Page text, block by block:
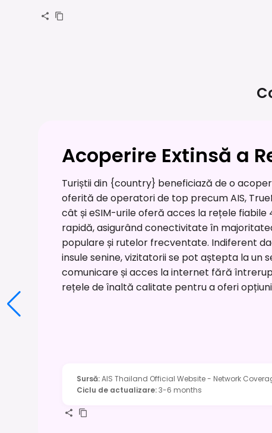
Acoperire Extinsă a
Turiștii din {country} beneficiază de o
oferită de operatori de top precum AIS,
cât și eSIM-urile oferă acces la rețele fiabile
rapidă, asigurând conectivitate în
populare și rutelor frecventate. Indiferent
insule senine, vizitatorii se pot aștepta la un
comunicare și acces la internet fără
rețele de înaltă calitate pentru a oferi
Sursă:AIS Thailand Official Website - Network
Ciclu de actualizare:3-6 months